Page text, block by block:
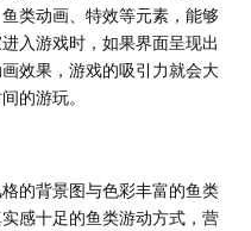
类动画、特效等元素，能够
入游戏时，如果界面呈现出
效果，游戏的吸引力就会大
的游玩。
的背景图与色彩丰富的鱼类
感十足的鱼类游动方式，营